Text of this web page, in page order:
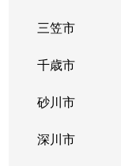
三笠市
千歳市
砂川市
深川市